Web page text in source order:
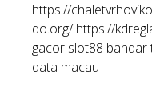
https://
do.org/ https://
gacor slot88 bandar
data macau